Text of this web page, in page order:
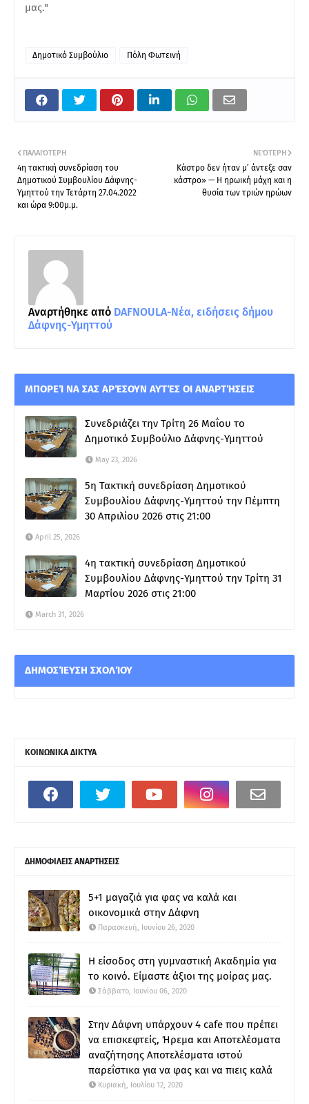
μας."
Δημοτικό Συμβούλιο Πόλη Φωτεινή
ΝΕΌΤΕΡΗ
Κάστρο δεν ήταν μ’ άντεξε σαν
κάστρο» — Η ηρωική μάχη και η
θυσία των τριών ηρώων
ΠΑΛΑΙΌΤΕΡΗ
4η τακτική συνεδρίαση του
Δημοτικού Συμβουλίου Δάφνης-
Υμηττού την Τετάρτη 27.04.2022
και ώρα 9:00μ.μ.
Αναρτήθηκε από DAFNOULA-Νέα, ειδήσεις δήμου
Δάφνης-Υμηττού
ΜΠΟΡΕΊ ΝΑ ΣΑΣ ΑΡΈΣΟΥΝ ΑΥΤΈΣ ΟΙ ΑΝΑΡΤΉΣΕΙΣ
Συνεδριάζει την Τρίτη 26 Μαΐου το
Δημοτικό Συμβούλιο Δάφνης-Υμηττού
May 23, 2026
5η Τακτική συνεδρίαση Δημοτικού
Συμβουλίου Δάφνης-Υμηττού την Πέμπτη
30 Απριλίου 2026 στις 21:00
April 25, 2026
4η τακτική συνεδρίαση Δημοτικού
Συμβουλίου Δάφνης-Υμηττού την Τρίτη 31
Μαρτίου 2026 στις 21:00
March 31, 2026
ΔΗΜΟΣΊΕΥΣΗ ΣΧΟΛΊΟΥ
ΚΟΙΝΩΝΙΚΑ ΔΙΚΤΥΑ
ΔΗΜΟΦΙΛΕΙΣ ΑΝΑΡΤΗΣΕΙΣ
5+1 μαγαζιά για φας να καλά και
οικονομικά στην Δάφνη
Παρασκευή, Ιουνίου 26, 2020
Η είσοδος στη γυμναστική Ακαδημία για
το κοινό. Είμαστε άξιοι της μοίρας μας.
Σάββατο, Ιουνίου 06, 2020
Στην Δάφνη υπάρχουν 4 cafe που πρέπει
να επισκεφτείς, Ήρεμα και Αποτελέσματα
αναζήτησης Αποτελέσματα ιστού
παρεΐστικα για να φας και να πιεις καλά
Κυριακή, Ιουλίου 12, 2020